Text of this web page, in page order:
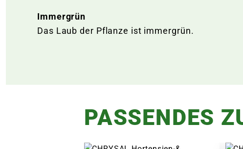
Immergrün
Das Laub der Pflanze ist immergrün.
PASSENDES